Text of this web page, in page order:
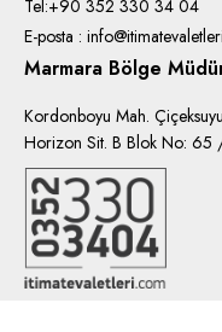
Tel:+90 352 330 34 04
E-posta :
Marmara Bölge
Kordonboyu Mah.
Horizon Sit. B Blok No: 65